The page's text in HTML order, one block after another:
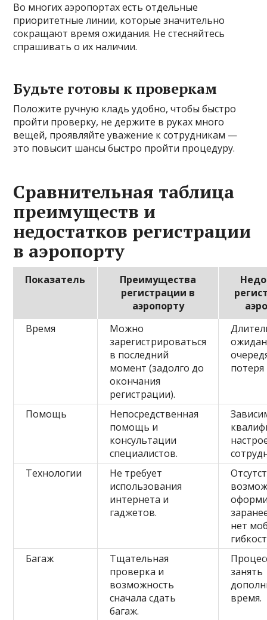
Во многих аэропортах есть отдельные
приоритетные линии, которые значительно
сокращают время ожидания. Не стесняйтесь
спрашивать о их наличии.
Будьте готовы к проверкам
Положите ручную кладь удобно, чтобы быстро
пройти проверку, не держите в руках много
вещей, проявляйте уважение к сотрудникам —
это повысит шансы быстро пройти процедуру.
Сравнительная таблица
преимуществ и
недостатков регистрации
в аэропорту
Показатель
Преимущества
регистрации в
аэропорту
Время
Можно
зарегистрироваться
в последний
момент (задолго до
окончания
регистрации).
Помощь
Непосредственная
помощь и
консультации
специалистов.
Технологии
Не требует
использования
интернета и
гаджетов.
нет
Багаж
Тщательная
проверка и
возможность
сначала сдать
багаж.
занять
время.